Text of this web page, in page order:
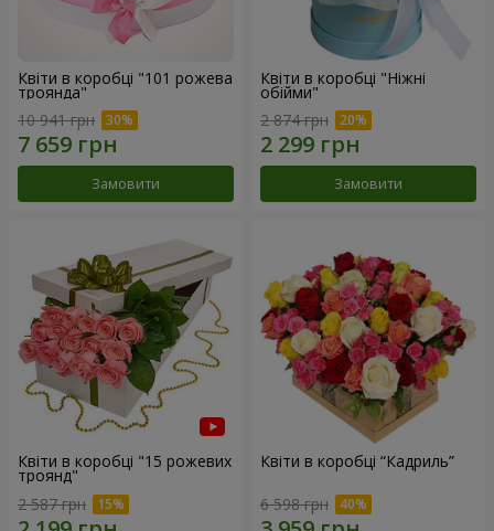
Квіти в коробці "101 рожева
троянда"
10 941 грн
Замовити
Квіти в коробці "Ніжні
обійми"
2 874 грн
Замовити
Квіти в коробці "15 рожевих
троянд"
2 587 грн
Квіти в коробці “Кадриль”
6 598 грн